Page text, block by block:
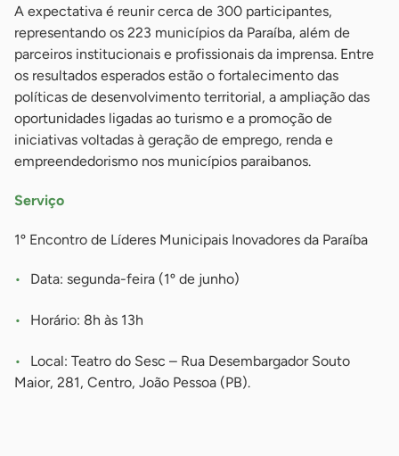
A expectativa é reunir cerca de 300 participantes,
representando os 223 municípios da Paraíba, além de
parceiros institucionais e profissionais da imprensa. Entre
os resultados esperados estão o fortalecimento das
políticas de desenvolvimento territorial, a ampliação das
oportunidades ligadas ao turismo e a promoção de
iniciativas voltadas à geração de emprego, renda e
empreendedorismo nos municípios paraibanos.
Serviço
1º Encontro de Líderes Municipais Inovadores da Paraíba
Data: segunda-feira (1º de junho)
Horário: 8h às 13h
Local: Teatro do Sesc – Rua Desembargador Souto
Maior, 281, Centro, João Pessoa (PB).